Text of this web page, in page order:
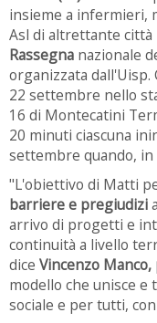
insieme a infermieri,
Asl di altrettante
Rassegna nazionale
organizzata dall'Uisp.
22 settembre nello
16 di Montecatini
20 minuti ciascuna
settembre quando,
"L'obiettivo di Matti
barriere e pregiudizi
arrivo di progetti e
continuità a livello
dice Vincenzo
modello che unisce
sociale e per tutti,